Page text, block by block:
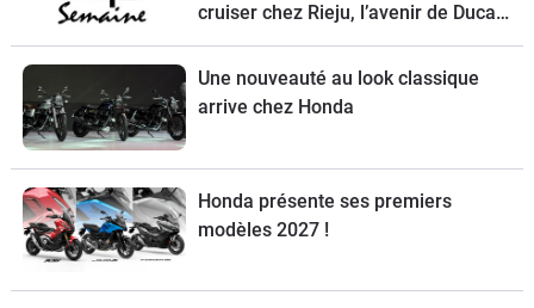
cruiser chez Rieju, l’avenir de Ducati
et la Norton Atlas à l’essai
Une nouveauté au look classique
arrive chez Honda
Honda présente ses premiers
modèles 2027 !